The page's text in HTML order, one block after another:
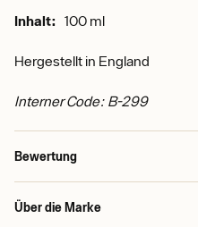
Inhalt: 100 ml
Hergestellt in England
Interner Code: B-299
Bewertung
Über die Marke